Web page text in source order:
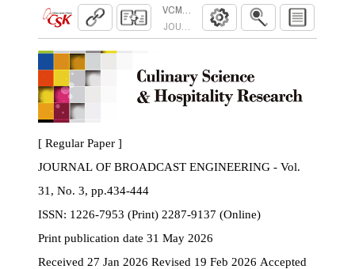
VCM의 도구 간 상호작용으로 인한 평가
JOURNAL OF BROADCAST ENGINEERING.
[ Regular Paper ]
JOURNAL OF BROADCAST ENGINEERING - Vol.
31, No. 3, pp.434-444
ISSN:
1226-7953 (Print) 2287-9137 (Online)
Print publication date 31 May 2026
Received 27 Jan 2026 Revised 19 Feb 2026 Accepted